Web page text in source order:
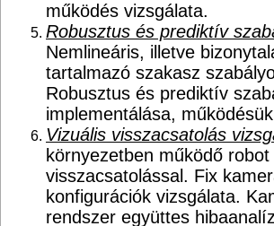
működés vizsgálata.
Robusztus és prediktív
Nemlineáris, illetve
tartalmazó szakasz
Robusztus és prediktív
implementálása,
Vizuális visszacsatolás
környezetben működő
visszacsatolással. Fix
konfigurációk vizsgálata.
rendszer együttes